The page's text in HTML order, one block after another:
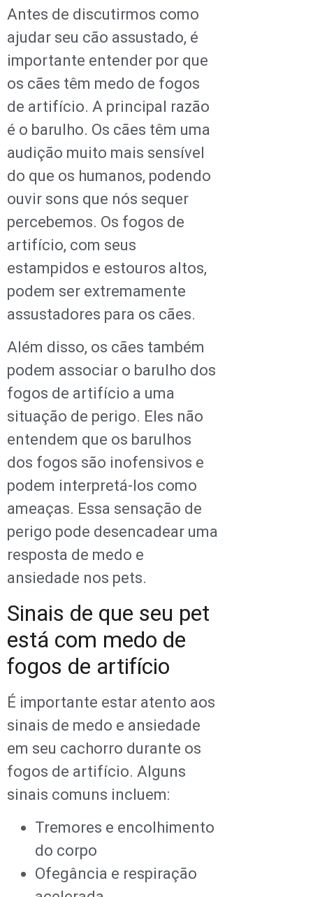
Antes de discutirmos como
ajudar seu cão assustado, é
importante entender por que
os cães têm medo de fogos
de artifício. A principal razão
é o barulho. Os cães têm uma
audição muito mais sensível
do que os humanos, podendo
ouvir sons que nós sequer
percebemos. Os fogos de
artifício, com seus
estampidos e estouros altos,
podem ser extremamente
assustadores para os cães.
Além disso, os cães também
podem associar o barulho dos
fogos de artifício a uma
situação de perigo. Eles não
entendem que os barulhos
dos fogos são inofensivos e
podem interpretá-los como
ameaças. Essa sensação de
perigo pode desencadear uma
resposta de medo e
ansiedade nos pets.
Sinais de que seu pet
está com medo de
fogos de artifício
É importante estar atento aos
sinais de medo e ansiedade
em seu cachorro durante os
fogos de artifício. Alguns
sinais comuns incluem:
Tremores e encolhimento
do corpo
Ofegância e respiração